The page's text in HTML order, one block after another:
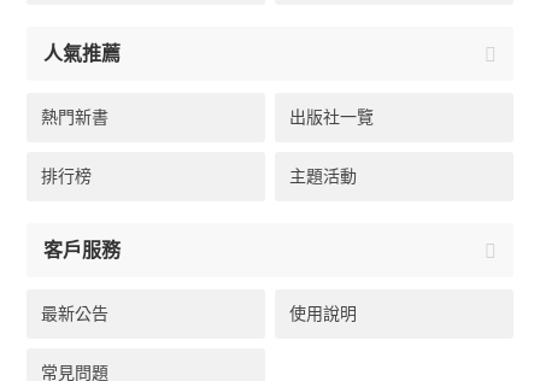
人氣推薦
熱門新書 出版社一覽
排行榜 主題活動
客戶服務
最新公告 使用說明
常見問題